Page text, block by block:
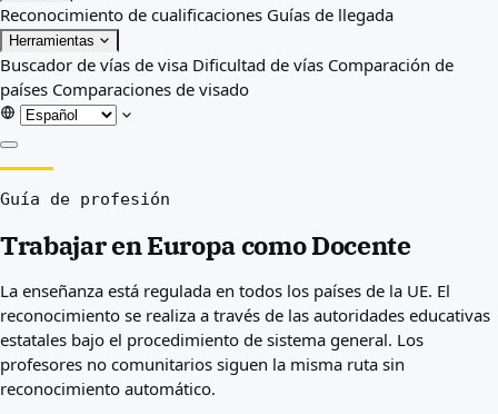
Reconocimiento de cualificaciones Guías de llegada
Herramientas
Buscador de vías de visa Dificultad de vías Comparación de
países Comparaciones de visado
Países
Regiones
Escenarios
Mejores países para usted
Acerca de
Recursos
Agencias
Glosario
Guía de profesión
Trabajar en Europa como Docente
La enseñanza está regulada en todos los países de la UE. El
reconocimiento se realiza a través de las autoridades educativas
estatales bajo el procedimiento de sistema general. Los
profesores no comunitarios siguen la misma ruta sin
reconocimiento automático.